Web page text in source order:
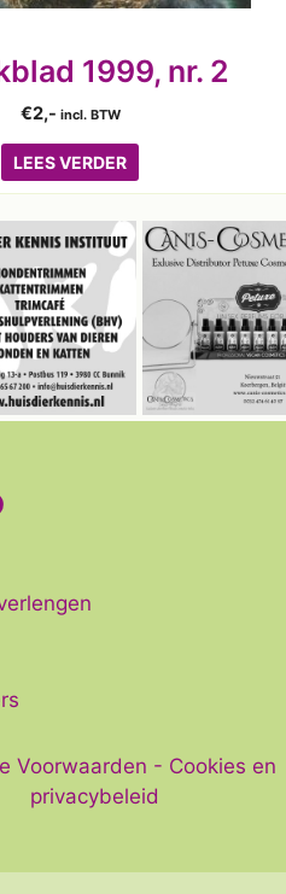
1999, nr. 2
€2,- incl. BTW
LEES VERDER
Voorwaarden - Cookies en
privacybeleid